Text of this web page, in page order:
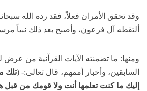
وقد تحقق الأمران فعلاً، فقد رده الله
ألتقطه آل فرعون، وأصبح بعد ذلك نبياً
ومنها: ما تضمنته الآيات القرآنية من عرض
السابقين، وأخبار أممهم، قال تعالى:- (تلك
إليك ما كنت تعلمها أنت ولا قومك من قبل